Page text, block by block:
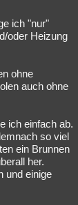
ich "nur"
oder Heizung
ohne
auch ohne
ich einfach ab.
so viel
ein Brunnen
her.
und einige